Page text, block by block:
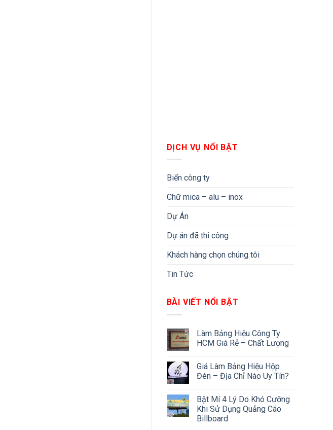
DỊCH VỤ NỔI BẬT
Biển công ty
Chữ mica – alu – inox
Dự Án
Dự án đã thi công
Khách hàng chọn chúng tôi
Tin Tức
BÀI VIẾT NỔI BẬT
Làm Bảng Hiệu Công Ty
HCM Giá Rẻ – Chất Lượng
Giá Làm Bảng Hiệu Hộp
Đèn – Địa Chỉ Nào Uy Tín?
Bật Mí 4 Lý Do Khó Cưỡng
Khi Sử Dụng Quảng Cáo
Billboard